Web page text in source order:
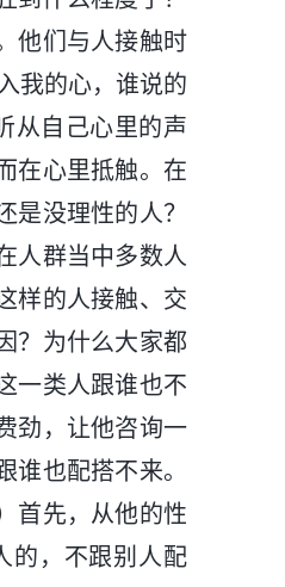
他们与人接触时
我的心，谁说的
从自己心里的声
在心里抵触。在
是没理性的人？
人群当中多数人
样的人接触、交
？为什么大家都
一类人跟谁也不
劲，让他咨询一
也配搭不来。
首先，从他的性
的，不跟别人配